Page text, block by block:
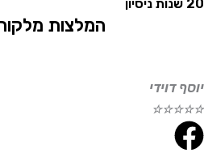
המלצות מלקוחות
☆
☆